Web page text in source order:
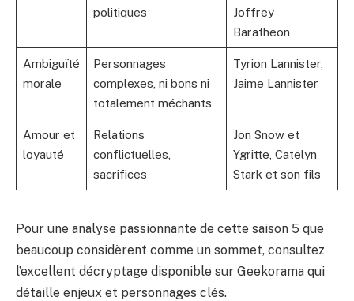
politiques
Joffrey
Baratheon
Ambiguïté
morale
Personnages
complexes, ni bons ni
totalement méchants
Tyrion Lannister,
Jaime Lannister
Amour et
loyauté
Relations
conflictuelles,
sacrifices
Jon Snow et
Ygritte, Catelyn
Stark et son fils
Pour une analyse passionnante de cette saison 5 que
beaucoup considèrent comme un sommet, consultez
l’excellent décryptage disponible sur Geekorama qui
détaille enjeux et personnages clés.